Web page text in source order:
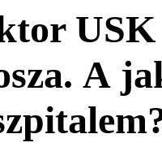
USK
A